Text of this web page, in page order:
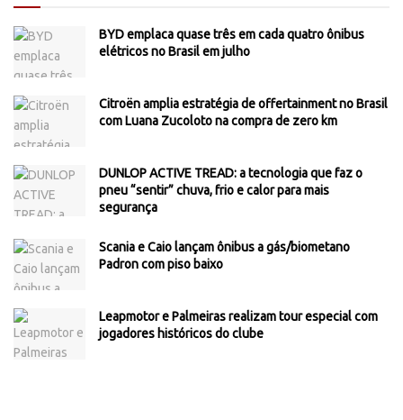
BYD emplaca quase três em cada quatro ônibus
elétricos no Brasil em julho
Citroën amplia estratégia de offertainment no Brasil
com Luana Zucoloto na compra de zero km
DUNLOP ACTIVE TREAD: a tecnologia que faz o
pneu “sentir” chuva, frio e calor para mais
segurança
Scania e Caio lançam ônibus a gás/biometano
Padron com piso baixo
Leapmotor e Palmeiras realizam tour especial com
jogadores históricos do clube